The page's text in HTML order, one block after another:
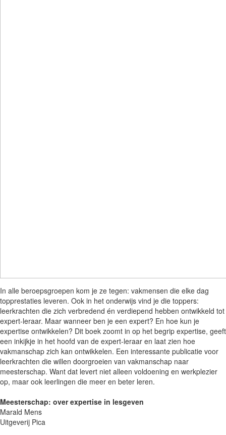
In alle beroepsgroepen kom je ze tegen: vakmensen die elke dag
topprestaties leveren. Ook in het onderwijs vind je die toppers:
leerkrachten die zich verbredend én verdiepend hebben ontwikkeld tot
expert-leraar. Maar wanneer ben je een expert? En hoe kun je
expertise ontwikkelen? Dit boek zoomt in op het begrip expertise, geeft
een inkijkje in het hoofd van de expert-leraar en laat zien hoe
vakmanschap zich kan ontwikkelen. Een interessante publicatie voor
leerkrachten die willen doorgroeien van vakmanschap naar
meesterschap. Want dat levert niet alleen voldoening en werkplezier
op, maar ook leerlingen die meer en beter leren.
Meesterschap: over expertise in lesgeven
Marald Mens
Uitgeverij Pica